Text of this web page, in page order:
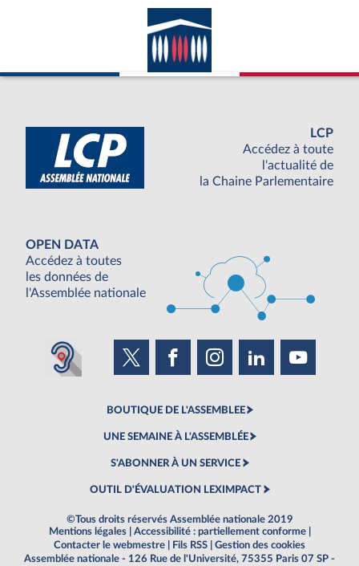
LCP
Accédez à toute
l'actualité de
la Chaine Parlementaire
OPEN DATA
Accédez à toutes
les données de
l'Assemblée nationale
BOUTIQUE DE L'ASSEMBLEE
UNE SEMAINE À L'ASSEMBLÉE
S'ABONNER À UN SERVICE
OUTIL D'ÉVALUATION LEXIMPACT
©Tous droits réservés Assemblée nationale 2019
Mentions légales
Accessibilité : partiellement conforme
Contacter le webmestre
Fils RSS
Gestion des cookies
Assemblée nationale - 126 Rue de l'Université, 75355 Paris 07 SP -